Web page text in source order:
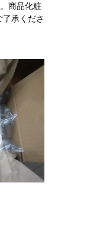
商品化粧
承くださ